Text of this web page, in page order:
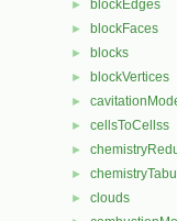
► blockEdges
► blockFaces
► blocks
► blockVertices
►
► cellsToCellss
►
►
► clouds